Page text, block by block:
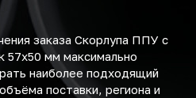
заказа Скорлупа ППУ с
57х50 мм максимально
наиболее подходящий
поставки, региона и